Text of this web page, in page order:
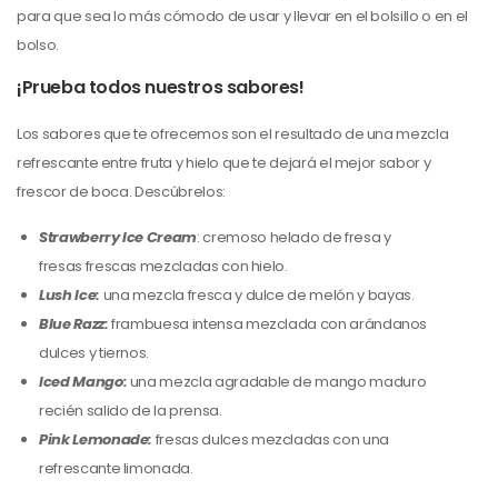
para que sea lo más cómodo de usar y llevar en el bolsillo o en el
bolso.
¡Prueba todos nuestros sabores!
Los sabores que te ofrecemos son el resultado de una mezcla
refrescante entre fruta y hielo que te dejará el mejor sabor y
frescor de boca. Descúbrelos:
Strawberry Ice Cream: cremoso helado de fresa y
fresas frescas mezcladas con hielo.
Lush Ice: una mezcla fresca y dulce de melón y bayas.
Blue Razz:frambuesa intensa mezclada con arándanos
dulces y tiernos.
Iced Mango:una mezcla agradable de mango maduro
recién salido de la prensa.
Pink Lemonade: fresas dulces mezcladas con una
refrescante limonada.